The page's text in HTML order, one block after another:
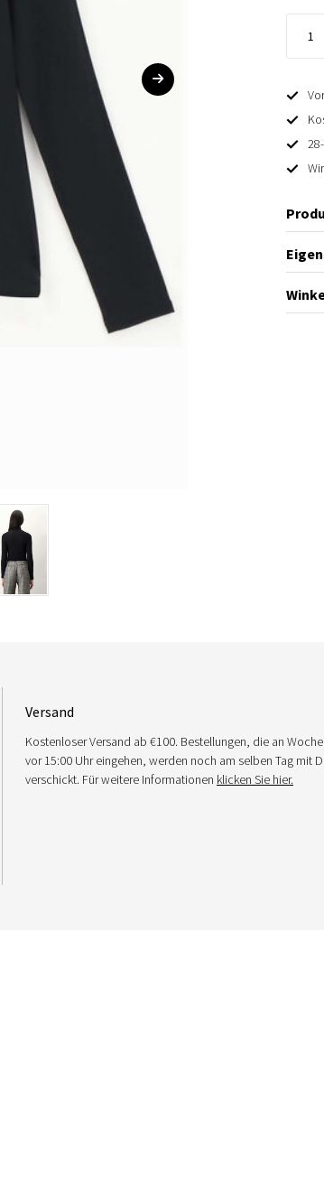
Versand
Kostenloser Versand ab €100. Bestellungen, die an
vor 15:00 Uhr eingehen, werden noch am selben Tag mit
verschickt. Für weitere Informationen klicken Sie hier.